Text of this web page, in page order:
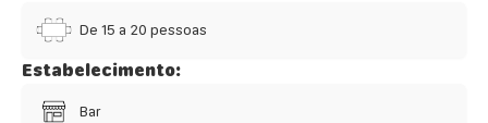
De 15 a 20 pessoas
Estabelecimento:
Bar